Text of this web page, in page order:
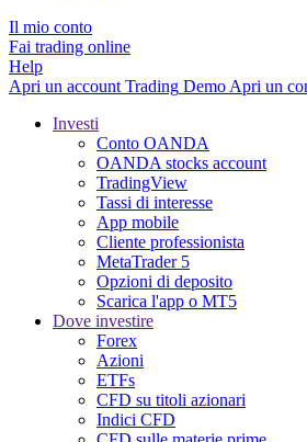
Il mio conto
Fai trading online
Help
Apri un account Trading Demo Apri un
Investi
Conto OANDA
OANDA stocks account
TradingView
Tassi di interesse
App mobile
Cliente professionista
MetaTrader 5
Opzioni di deposito
Scarica l'app o MT5
Dove investire
Forex
Azioni
ETFs
CFD su titoli azionari
Indici CFD